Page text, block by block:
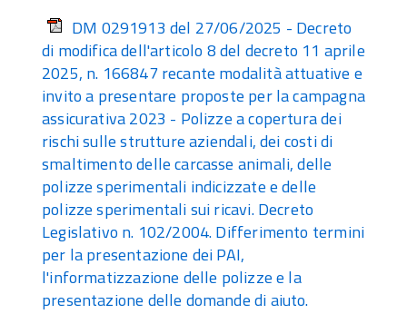
DM 0291913 del 27/06/2025 - Decreto
di modifica dell'articolo 8 del decreto 11 aprile
2025, n. 166847 recante modalità attuative e
invito a presentare proposte per la campagna
assicurativa 2023 - Polizze a copertura dei
rischi sulle strutture aziendali, dei costi di
smaltimento delle carcasse animali, delle
polizze sperimentali indicizzate e delle
polizze sperimentali sui ricavi. Decreto
Legislativo n. 102/2004. Differimento termini
per la presentazione dei PAI,
l'informatizzazione delle polizze e la
presentazione delle domande di aiuto.